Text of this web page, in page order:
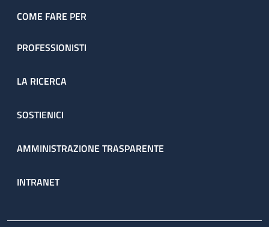
COME FARE PER
PROFESSIONISTI
LA RICERCA
SOSTIENICI
AMMINISTRAZIONE TRASPARENTE
INTRANET